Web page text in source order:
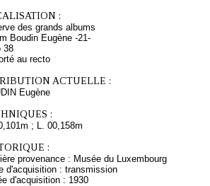
:
des grands albums
Boudin Eugène -21-
38
au recto
ACTUELLE :
Eugène
:
; L. 00,158m
:
provenance : Musée du Luxembourg
d'acquisition : transmission
d'acquisition : 1930